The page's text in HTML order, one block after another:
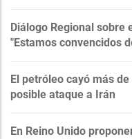
Diálogo Regional sobre
"Estamos convencidos
El petróleo cayó más
posible ataque a Irán
En Reino Unido